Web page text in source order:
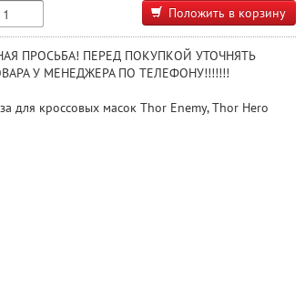
Положить в корзину
ПРОСЬБА! ПЕРЕД ПОКУПКОЙ УТОЧНЯТЬ
У МЕНЕДЖЕРА ПО ТЕЛЕФОНУ!!!!!!!
для кроссовых масок Thor Enemy, Thor Hero